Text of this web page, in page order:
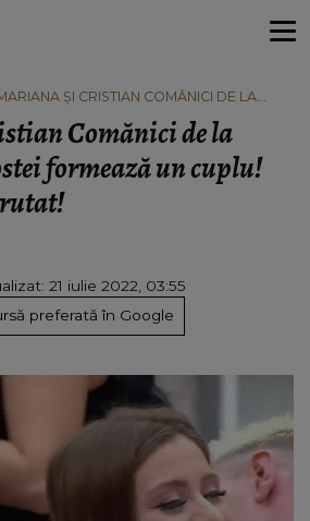
ȘI CRISTIAN COMĂNICI DE LA
CEI DOI S-AU SĂRUTAT!
Comănici de la
formează un cuplu!
21 iulie 2022, 03:55
preferată în Google